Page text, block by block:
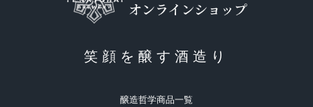
笑顔を醸す酒造り
醸造哲学商品一覧